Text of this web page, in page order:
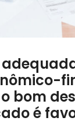
bom
é